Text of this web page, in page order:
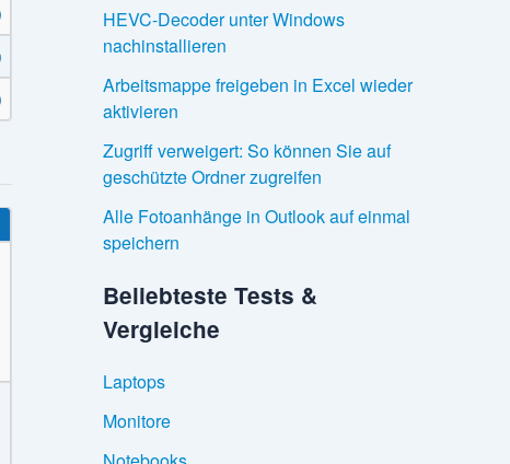
HEVC-Decoder unter Windows
nachinstallieren
Arbeitsmappe freigeben in Excel wieder
aktivieren
Zugriff verweigert: So können Sie auf
geschützte Ordner zugreifen
Alle Fotoanhänge in Outlook auf einmal
speichern
Beliebteste Tests &
Vergleiche
Laptops
Monitore